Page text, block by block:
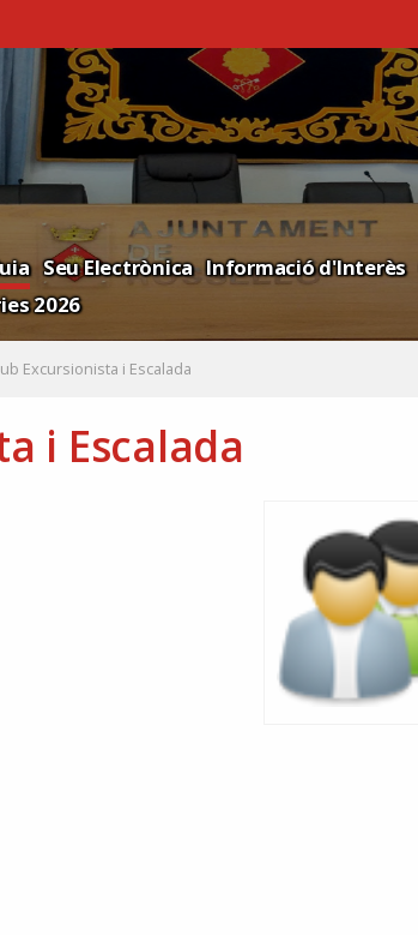
Seu Electrònica Informació d'Interès
2026
Excursionista i Escalada
i Escalada